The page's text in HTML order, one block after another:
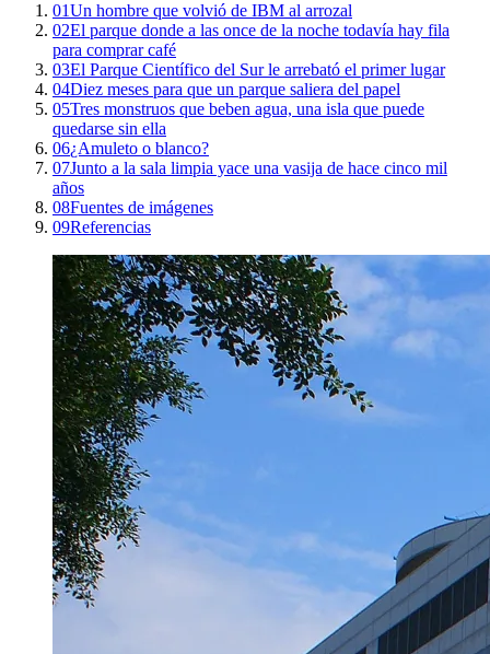
01Un hombre que volvió de IBM al arrozal
02El parque donde a las once de la noche todavía hay fila
para comprar café
03El Parque Científico del Sur le arrebató el primer lugar
04Diez meses para que un parque saliera del papel
05Tres monstruos que beben agua, una isla que puede
quedarse sin ella
06¿Amuleto o blanco?
07Junto a la sala limpia yace una vasija de hace cinco mil
años
08Fuentes de imágenes
09Referencias